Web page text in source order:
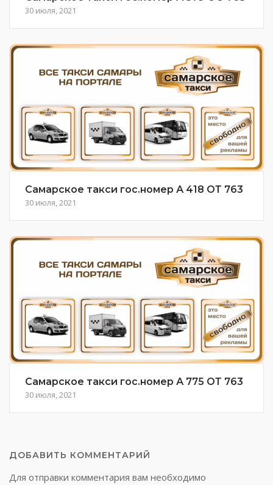
30 июля, 2021
Самарское такси гос.номер А 418 ОТ 763
30 июля, 2021
Самарское такси гос.номер А 775 ОТ 763
30 июля, 2021
ДОБАВИТЬ КОММЕНТАРИЙ
Для отправки комментария вам необходимо